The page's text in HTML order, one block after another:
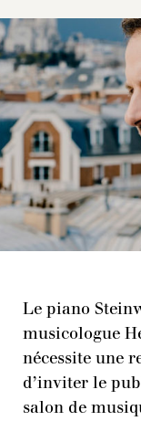
Le piano
musicologue
nécessite une
d’inviter le
salon de